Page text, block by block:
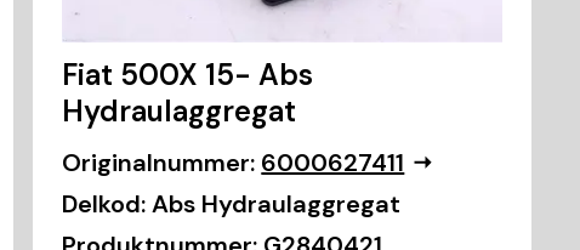
Fiat 500X 15- Abs
Hydraulaggregat
Originalnummer: 6000627411
Delkod: Abs Hydraulaggregat